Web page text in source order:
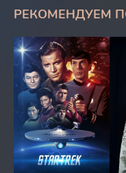
РЕКОМЕНДУЕМ